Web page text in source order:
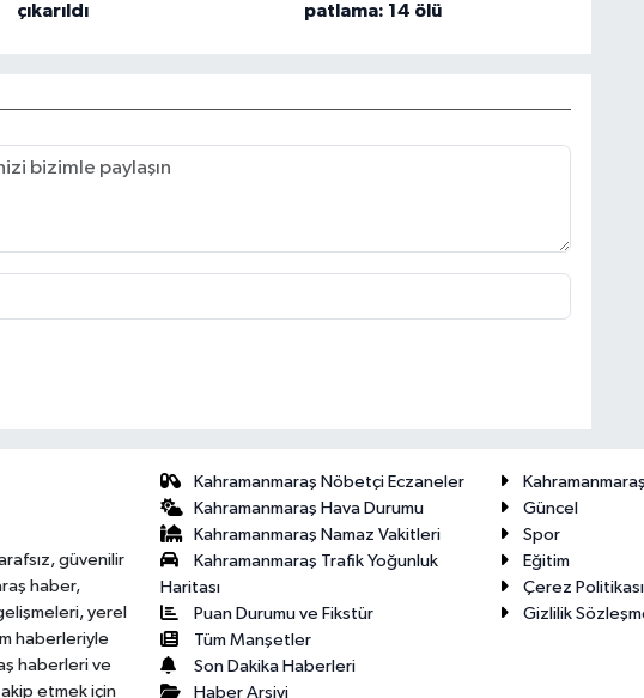
çıkarıldı
patlama: 14 ölü
güvenilir
haber,
yerel
haberleriyle
haberleri ve
etmek için
Kahramanmaraş Nöbetçi Eczaneler
Kahramanmaraş Hava Durumu
Kahramanmaraş Namaz Vakitleri
Kahramanmaraş Trafik Yoğunluk
Haritası
Puan Durumu ve Fikstür
Tüm Manşetler
Son Dakika Haberleri
Haber Arşivi
Kahramanmaraş
Güncel
Spor
Eğitim
Çerez Politikası
Gizlilik